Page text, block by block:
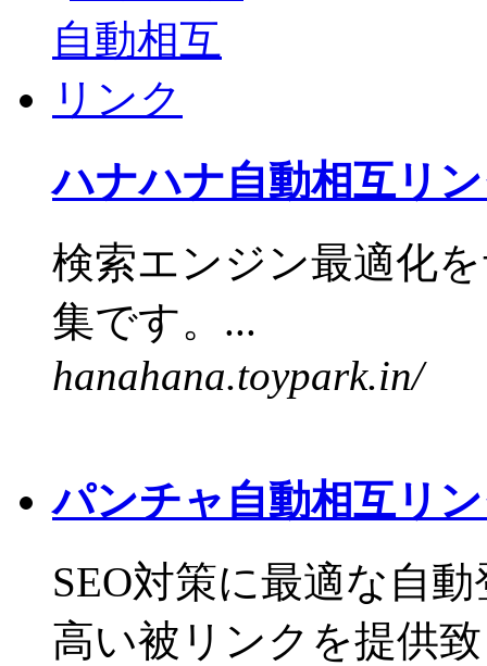
ハナハナ自動相互リ
検索エンジン最適化
集です。...
hanahana.toypark.in/
パンチャ自動相互リ
SEO対策に最適な自
高い被リンクを提供